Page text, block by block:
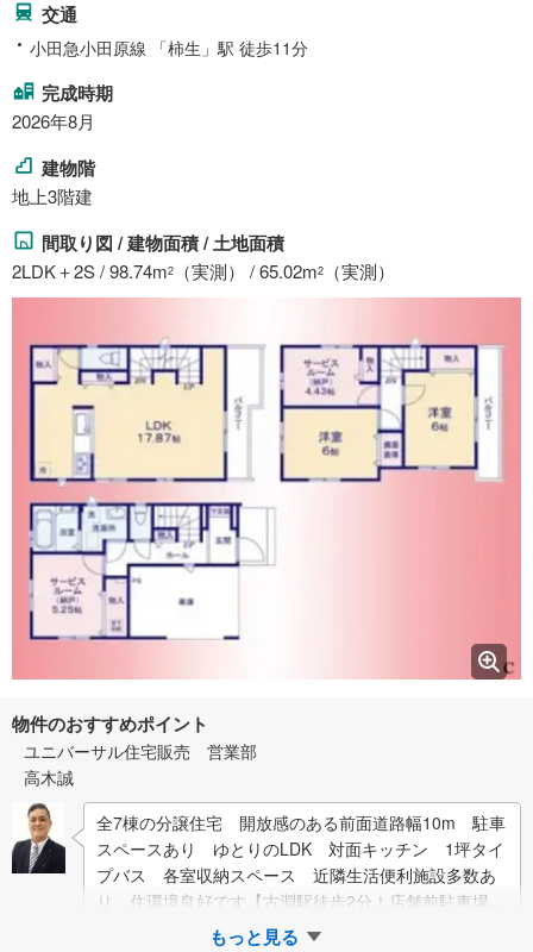
交通
小田急小田原線 「柿生」駅 徒歩11分
完成時期
2026年8月
建物階
地上3階建
間取り図 / 建物面積 / 土地面積
2LDK＋2S / 98.74m2 （実測） / 65.02m2 （実測）
物件のおすすめポイント
ユニバーサル住宅販売 営業部
高木誠
全7棟の分譲住宅 開放感のある前面道路幅10m 駐車
スペースあり ゆとりのLDK 対面キッチン 1坪タイ
プバス 各室収納スペース 近隣生活便利施設多数あ
り 住環境良好です【古淵駅徒歩2分！店舗前駐車場完
備！】弊社は1993年に相模…
もっと見る